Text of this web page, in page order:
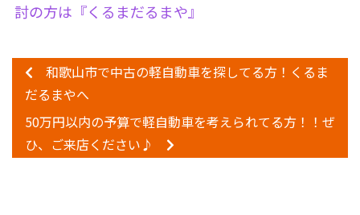
討の方は『くるまだるまや』
和歌山市で中古の軽自動車を探してる方！くるま
だるまやへ
50万円以内の予算で軽自動車を考えられてる方！！ぜ
ひ、ご来店ください♪